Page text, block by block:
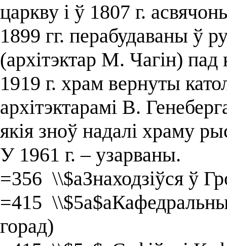
царкву і ў 1807 г.
1899 гг. перабудаваны ў
(архітэктар М. Чагін)
1919 г. храм вернуты
архітэктарамі В.
якія зноў надалі храму
У 1961 г. – узарваны.
=356 \\$aЗнаходзіўся ў
=415
горад)